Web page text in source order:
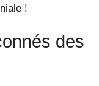
!
des